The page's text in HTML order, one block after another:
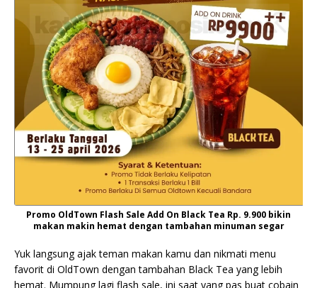
Promo OldTown Flash Sale Add On Black Tea Rp. 9.900 bikin
makan makin hemat dengan tambahan minuman segar
Yuk langsung ajak teman makan kamu dan nikmati menu
favorit di OldTown dengan tambahan Black Tea yang lebih
hemat. Mumpung lagi flash sale, ini saat yang pas buat cobain